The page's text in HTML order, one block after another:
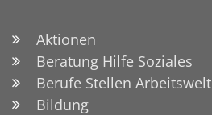
Aktionen
Beratung Hilfe Soziales
Berufe Stellen Arbeitswelt
Bildung